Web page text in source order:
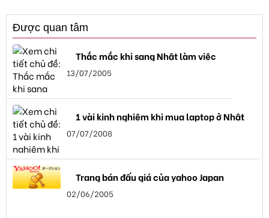
Được quan tâm
Thắc mắc khi sang Nhật làm việc
13/07/2005
1 vài kinh nghiệm khi mua laptop ở Nhật
07/07/2008
Trang bán đấu giá của yahoo Japan
02/06/2005